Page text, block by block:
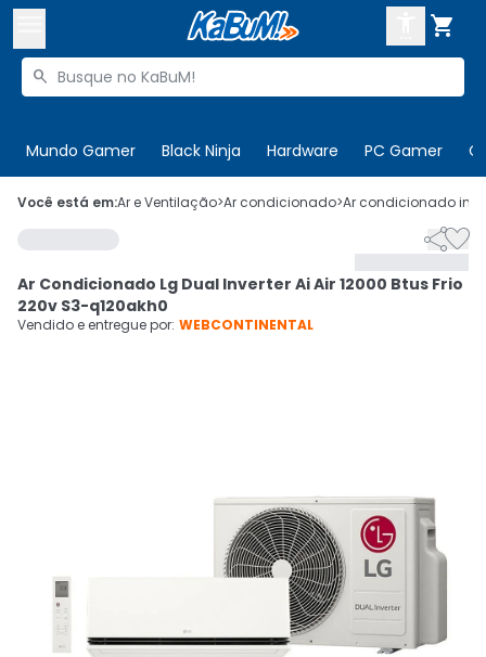

Buscar produtos

Mundo Gamer Black Ninja Hardware PC Gamer
 Olá. Acesse sua conta
 Departamentos
Cupons
CADASTRE-SE
Você está em:Ar e Ventilação>Ar condicionado>Ar condicionado

Ar Condicionado Lg Dual Inverter Ai Air 12000 Btus Frio
220v S3-q120akh0
Vendido e entregue por: WEBCONTINENTAL